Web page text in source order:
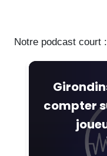
Notre podcast court :